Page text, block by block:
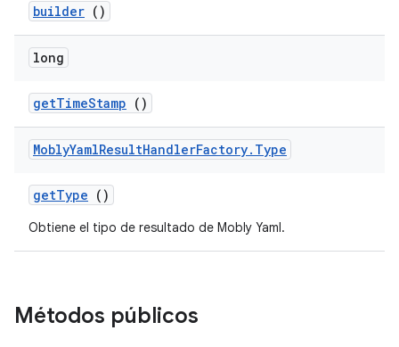
builder ()
long
getTimeStamp ()
MoblyYamlResultHandlerFactory. Type
getType ()
Obtiene el tipo de resultado de Mobly Yaml.
Métodos públicos